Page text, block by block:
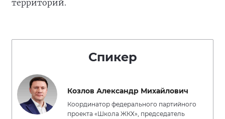
территорий.
Спикер
Козлов Александр Михайлович
Координатор федерального партийного
проекта «Школа ЖКХ», председатель